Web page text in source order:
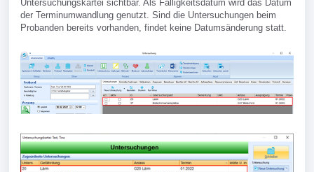
Untersuchungskartei sichtbar. Als Fälligkeitsdatum wird das Datum
der Terminumwandlung genutzt. Sind die Untersuchungen beim
Probanden bereits vorhanden, findet keine Datumsänderung statt.